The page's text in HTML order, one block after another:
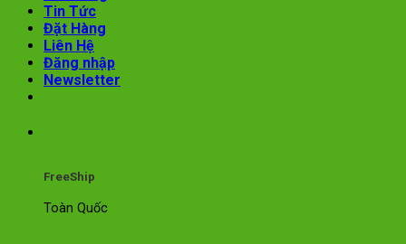
Tin Tức
Đặt Hàng
Liên Hệ
Đăng nhập
Newsletter
FreeShip
Toàn Quốc